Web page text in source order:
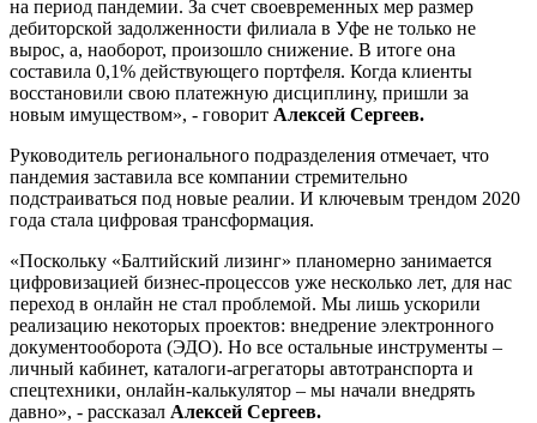
на период пандемии. За счет своевременных мер размер
дебиторской задолженности филиала в Уфе не только не
вырос, а, наоборот, произошло снижение. В итоге она
составила 0,1% действующего портфеля. Когда клиенты
восстановили свою платежную дисциплину, пришли за
новым имуществом», - говорит Алексей Сергеев.
Руководитель регионального подразделения отмечает, что
пандемия заставила все компании стремительно
подстраиваться под новые реалии. И ключевым трендом 2020
года стала цифровая трансформация.
«Поскольку «Балтийский лизинг» планомерно занимается
цифровизацией бизнес-процессов уже несколько лет, для нас
переход в онлайн не стал проблемой. Мы лишь ускорили
реализацию некоторых проектов: внедрение электронного
документооборота (ЭДО). Но все остальные инструменты –
личный кабинет, каталоги-агрегаторы автотранспорта и
спецтехники, онлайн-калькулятор – мы начали внедрять
давно», - рассказал Алексей Сергеев.